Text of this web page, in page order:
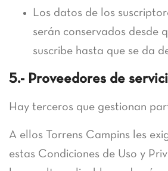
Los datos de los
serán conservados desde
suscribe hasta que se da
5.- Proveedores de
Hay terceros que gestionan
A ellos Torrens Campins les
estas Condiciones de Uso y